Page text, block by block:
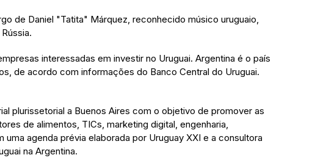
de Daniel "Tatita" Márquez, reconhecido músico uruguaio,
interessadas em investir no Uruguai. Argentina é o país
de acordo com informações do Banco Central do Uruguai.
plurissetorial a Buenos Aires com o objetivo de promover as
de alimentos, TICs, marketing digital, engenharia,
agenda prévia elaborada por Uruguay XXI e a consultora
na Argentina.